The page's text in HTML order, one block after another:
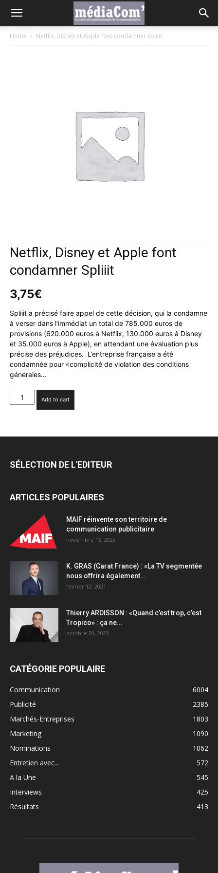
Home Netflix, Disney et Apple font condamner Spliiit
Netflix, Disney et Apple font
condamner Spliiit
3,75€
Spliiit a précisé faire appel de cette décision, qui la condamne
à verser dans l’immédiat un total de 785.000 euros de
provisions (620.000 euros à Netflix, 130.000 euros à Disney
et 35.000 euros à Apple), en attendant une évaluation plus
précise des préjudices. L’entreprise française a été
condamnée pour «complicité de violation des conditions
générales…
Netflix,
Disney
font
quantity
Add to cart
SÉLECTION DE L'EDITEUR
ARTICLES POPULAIRES
MAIF réinvente son territoire de
communication publicitaire
novembre 15, 2023
K. GRAS (Carat France) : «La TV segmentée
nous offrira également...
février 12, 2021
Thierry ARDISSON : «Quand c’est trop, c’est
Tropico» : ça ne...
octobre 20, 2023
CATÉGORIE POPULAIRE
Communication
6004
Publicité
2385
Marchés-Entreprises
1803
Marketing
1090
Nominations
1062
Entretien avec...
572
A la Une
545
Interviews
425
Résultats
413